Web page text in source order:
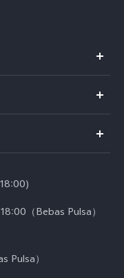
（Bebas Pulsa）
Pulsa）